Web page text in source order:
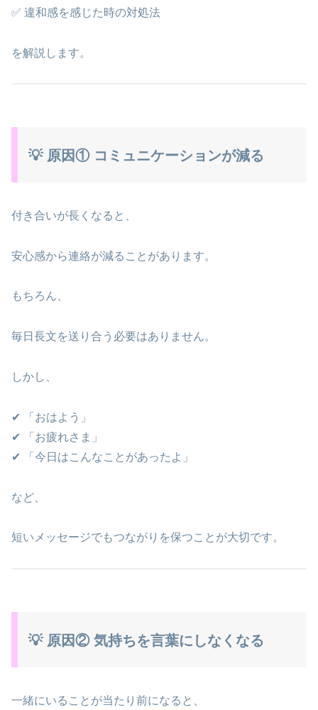
✅ 違和感を感じた時の対処法
を解説します。
💡 原因① コミュニケーションが減る
付き合いが長くなると、
安心感から連絡が減ることがあります。
もちろん、
毎日長文を送り合う必要はありません。
しかし、
✔ 「おはよう」
✔ 「お疲れさま」
✔ 「今日はこんなことがあったよ」
など、
短いメッセージでもつながりを保つことが大切です。
💡 原因② 気持ちを言葉にしなくなる
一緒にいることが当たり前になると、